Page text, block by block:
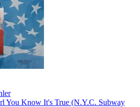
Know It's True (N.Y.C. Subway